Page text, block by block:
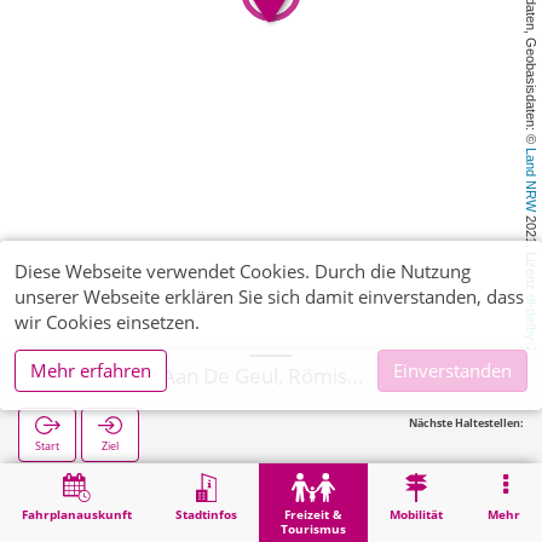
, Kartendaten, Geobasisdaten: ©
Land NRW
2021, Lizenz
dl-de/by-2-0
Fahrplanauskunft Stadtinfos
Freizeit &
Tourismus
Mobilität Mehr
Start Ziel
Nächste Haltestellen:
Freizeit & Tourismus
Sehenswürdigkeit
Valkenburg Aan De Geul, Römische Katakomben
Diese Webseite verwendet Cookies. Durch die Nutzung
unserer Webseite erklären Sie sich damit einverstanden, dass
wir Cookies einsetzen.
Mehr erfahren
Einverstanden